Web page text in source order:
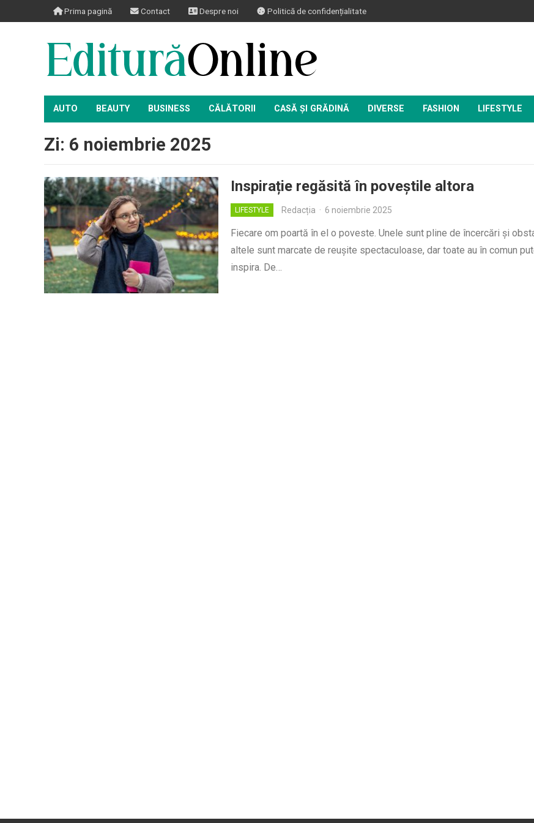
Prima pagină Contact Despre noi Politică de confidențialitate
AUTO BEAUTY BUSINESS CĂLĂTORII CASĂ ȘI GRĂDINĂ DIVERSE FASHION LIFESTYLE
Zi: 6 noiembrie 2025
Inspirație regăsită în poveștile altora
LIFESTYLE Redacția · 6 noiembrie 2025
Fiecare om poartă în el o poveste. Unele sunt pline de încercări și
altele sunt marcate de reușite spectaculoase, dar toate au în comun
inspira. De…